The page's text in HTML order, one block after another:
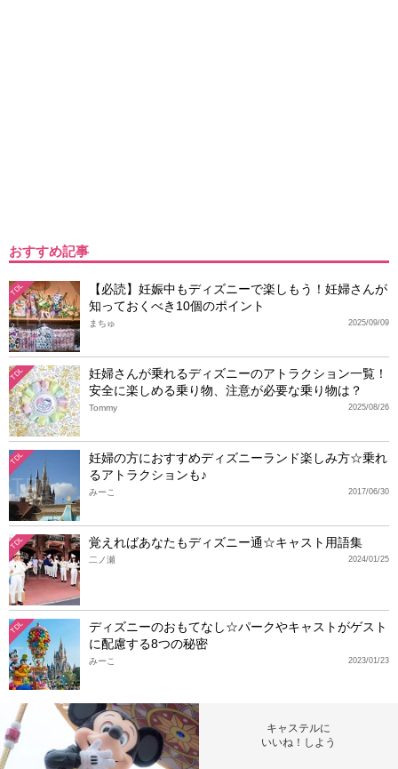
おすすめ記事
TDL
【必読】妊娠中もディズニーで楽しもう！妊婦さんが
知っておくべき10個のポイント
2025/09/09
まちゅ
TDL
妊婦さんが乗れるディズニーのアトラクション一覧！
安全に楽しめる乗り物、注意が必要な乗り物は？
2025/08/26
Tommy
TDL
妊婦の方におすすめディズニーランド楽しみ方☆乗れ
るアトラクションも♪
2017/06/30
みーこ
TDL 覚えればあなたもディズニー通☆キャスト用語集
2024/01/25
二ノ瀬
TDL
ディズニーのおもてなし☆パークやキャストがゲスト
に配慮する8つの秘密
2023/01/23
みーこ
キャステルに
いいね！しよう